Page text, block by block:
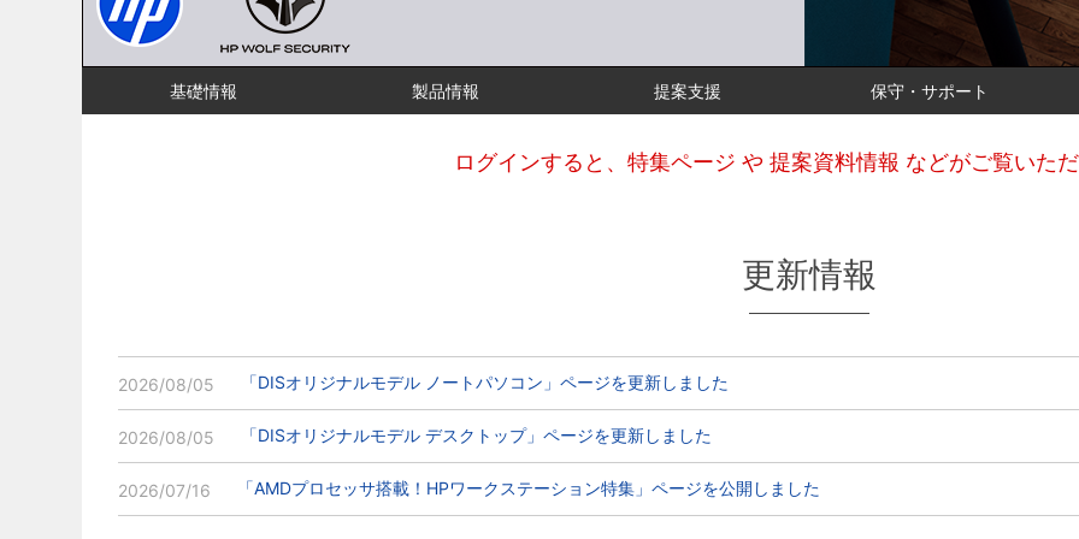
基礎情報 製品情報 提案支援 保守・サポート
ログインすると、特集ページ や 提案資料情報 などがご覧いた
更新情報
2026/08/05 「DISオリジナルモデル ノートパソコン」ページを更新しました
2026/08/05 「DISオリジナルモデル デスクトップ」ページを更新しました
2026/07/16 「AMDプロセッサ搭載！HPワークステーション特集」ページを公開しました